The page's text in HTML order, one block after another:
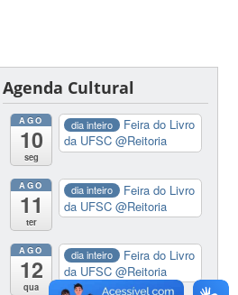
Agenda Cultural
AGO
10
seg
dia inteiro
Feira do Livro
da UFSC@Reitoria
AGO
11
ter
dia inteiro
Feira do Livro
da UFSC@Reitoria
AGO
12
qua
dia inteiro
Feira do Livro
da UFSC@Reitoria